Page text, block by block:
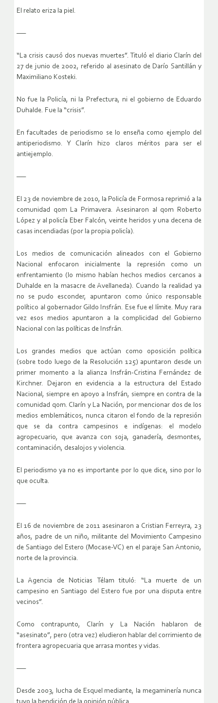
El relato eriza la piel.
—–
“La crisis causó dos nuevas muertes”. Tituló el diario Clarín del
27 de junio de 2002, referido al asesinato de Darío Santillán y
Maximiliano Kosteki.
No fue la Policía, ni la Prefectura, ni el gobierno de Eduardo
Duhalde. Fue la “crisis”.
En facultades de periodismo se lo enseña como ejemplo del
antiperiodismo. Y Clarín hizo claros méritos para ser el
antiejemplo.
—–
El 23 de noviembre de 2010, la Policía de Formosa reprimió a la
comunidad qom La Primavera. Asesinaron al qom Roberto
López y al policía Eber Falcón, veinte heridos y una decena de
casas incendiadas (por la propia policía).
Los medios de comunicación alineados con el Gobierno
Nacional enfocaron inicialmente la represión como un
enfrentamiento (lo mismo habían hechos medios cercanos a
Duhalde en la masacre de Avellaneda). Cuando la realidad ya
no se pudo esconder, apuntaron como único responsable
político al gobernador Gildo Insfrán. Ese fue el límite. Muy rara
vez esos medios apuntaron a la complicidad del Gobierno
Nacional con las políticas de Insfrán.
Los grandes medios que actúan como oposición política
(sobre todo luego de la Resolución 125) apuntaron desde un
primer momento a la alianza Insfrán-Cristina Fernández de
Kirchner. Dejaron en evidencia a la estructura del Estado
Nacional, siempre en apoyo a Insfrán, siempre en contra de la
comunidad qom. Clarín y La Nación, por mencionar dos de los
medios emblemáticos, nunca citaron el fondo de la represión
que se da contra campesinos e indígenas: el modelo
agropecuario, que avanza con soja, ganadería, desmontes,
contaminación, desalojos y violencia.
El periodismo ya no es importante por lo que dice, sino por lo
que oculta.
—–
El 16 de noviembre de 2011 asesinaron a Cristian Ferreyra, 23
años, padre de un niño, militante del Movimiento Campesino
de Santiago del Estero (Mocase-VC) en el paraje San Antonio,
norte de la provincia.
La Agencia de Noticias Télam tituló: “La muerte de un
campesino en Santiago del Estero fue por una disputa entre
vecinos”.
Como contrapunto, Clarín y La Nación hablaron de
“asesinato”, pero (otra vez) eludieron hablar del corrimiento de
frontera agropecuaria que arrasa montes y vidas.
—–
Desde 2003, lucha de Esquel mediante, la megaminería nunca